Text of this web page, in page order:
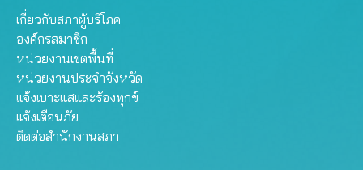
เกี่ยวกับสภาผู้บริโภค
องค์กรสมาชิก
หน่วยงานเขตพื้นที่
หน่วยงานประจำจังหวัด
แจ้งเบาะแสและร้องทุกข์
แจ้งเตือนภัย
ติดต่อสำนักงานสภา